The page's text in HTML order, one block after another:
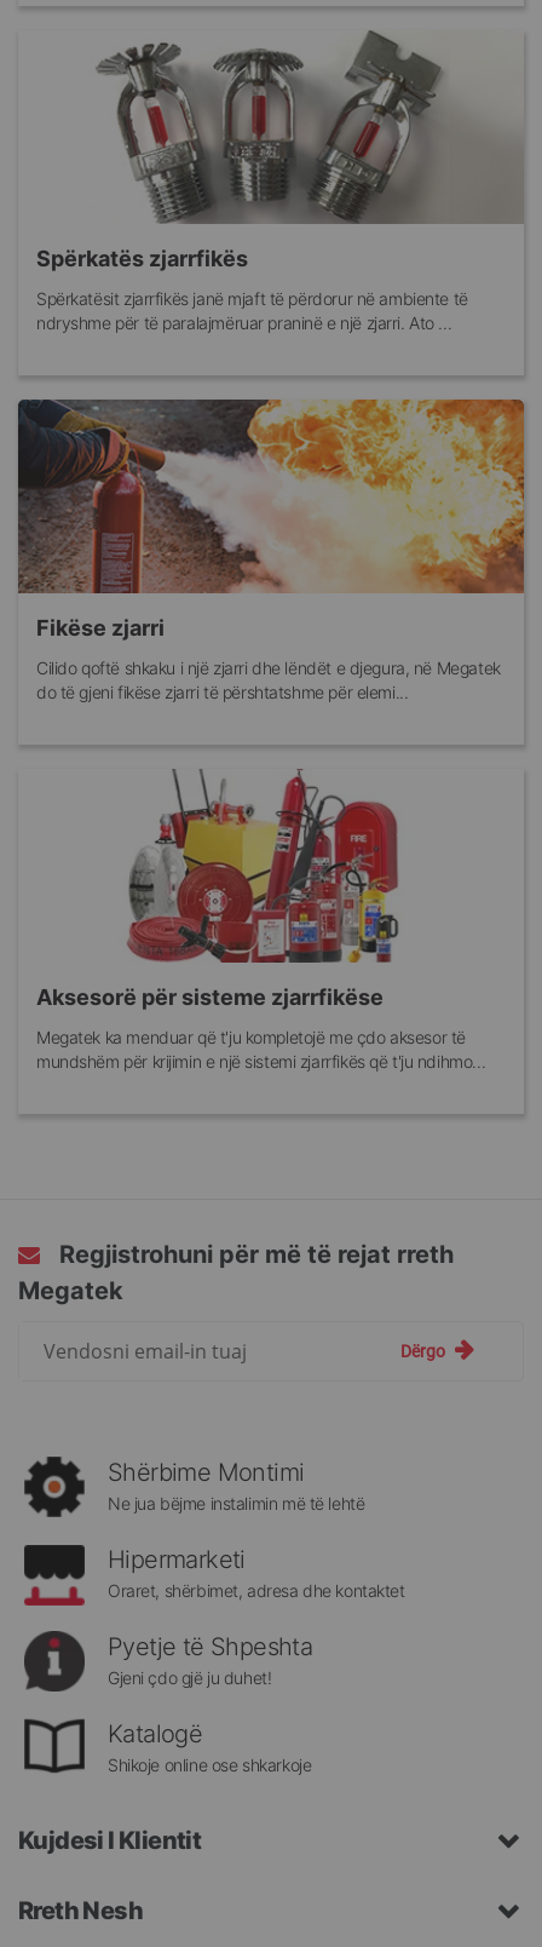
Spërkatës zjarrfikës
Spërkatësit zjarrfikës janë mjaft të përdorur në ambiente të
ndryshme për të paralajmëruar praninë e një zjarri. Ato ...
Fikëse zjarri
Cilido qoftë shkaku i një zjarri dhe lëndët e djegura, në Megatek
do të gjeni fikëse zjarri të përshtatshme për elemi...
Aksesorë për sisteme zjarrfikëse
Megatek ka menduar që t'ju kompletojë me çdo aksesor të
mundshëm për krijimin e një sistemi zjarrfikës që t'ju ndihmo...
Regjistrohuni për më të rejat rreth
Megatek
rreth
Megatek:
Dërgo
Shërbime Montimi
Ne jua bëjme instalimin më të lehtë
Hipermarketi
Oraret, shërbimet, adresa dhe kontaktet
Pyetje të Shpeshta
Gjeni çdo gjë ju duhet!
Katalogë
Shikoje online ose shkarkoje
Kujdesi I Klientit
Rreth Nesh